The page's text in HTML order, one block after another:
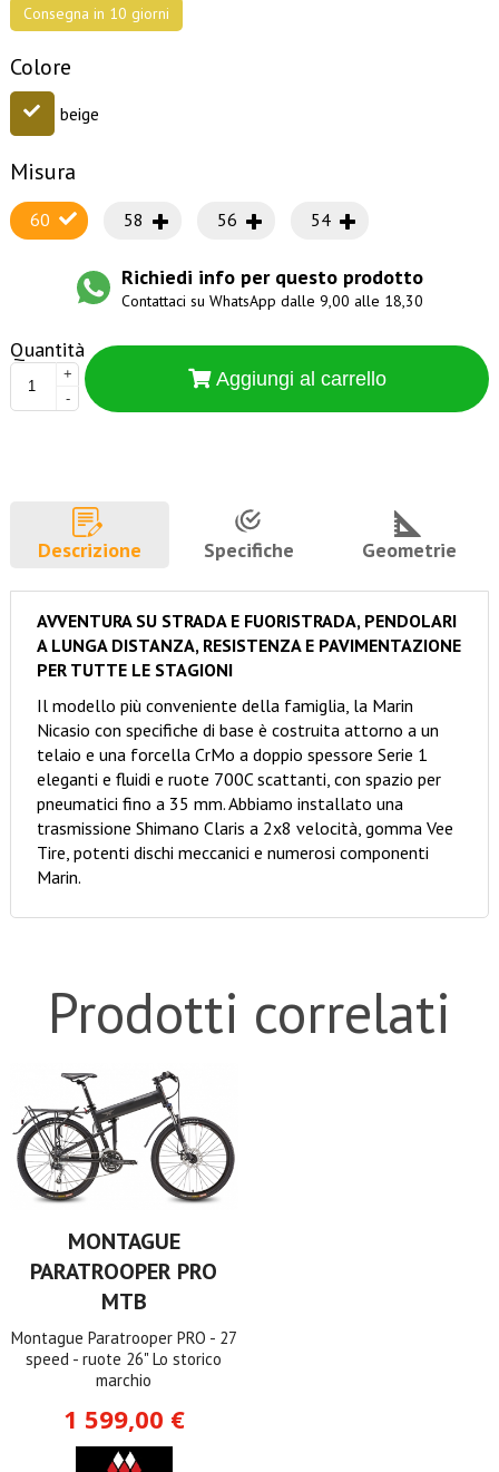
Consegna in 10 giorni
Colore
beige
Misura
60 58 56 54
Richiedi info per questo prodotto
Contattaci su WhatsApp dalle 9,00 alle 18,30
Quantità
+
-
Aggiungi al carrello
Descrizione Specifiche Geometrie
AVVENTURA SU STRADA E FUORISTRADA, PENDOLARI
A LUNGA DISTANZA, RESISTENZA E PAVIMENTAZIONE
PER TUTTE LE STAGIONI
Il modello più conveniente della famiglia, la Marin
Nicasio con specifiche di base è costruita attorno a un
telaio e una forcella CrMo a doppio spessore Serie 1
eleganti e fluidi e ruote 700C scattanti, con spazio per
pneumatici fino a 35 mm. Abbiamo installato una
trasmissione Shimano Claris a 2x8 velocità, gomma Vee
Tire, potenti dischi meccanici e numerosi componenti
Marin.
Prodotti correlati
MONTAGUE
PARATROOPER PRO
MTB
Montague Paratrooper PRO - 27
speed - ruote 26" Lo storico
marchio
1 599,00 €